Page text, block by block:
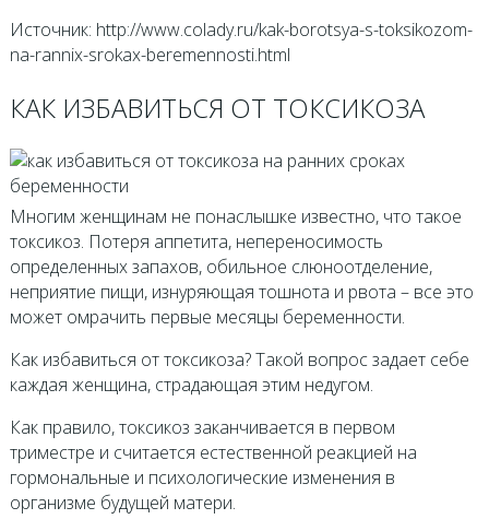
Источник: http://www.colady.ru/kak-borotsya-s-toksikozom-
na-rannix-srokax-beremennosti.html
КАК ИЗБАВИТЬСЯ ОТ ТОКСИКОЗА
Многим женщинам не понаслышке известно, что такое
токсикоз. Потеря аппетита, непереносимость
определенных запахов, обильное слюноотделение,
неприятие пищи, изнуряющая тошнота и рвота – все это
может омрачить первые месяцы беременности.
Как избавиться от токсикоза? Такой вопрос задает себе
каждая женщина, страдающая этим недугом.
Как правило, токсикоз заканчивается в первом
триместре и считается естественной реакцией на
гормональные и психологические изменения в
организме будущей матери.